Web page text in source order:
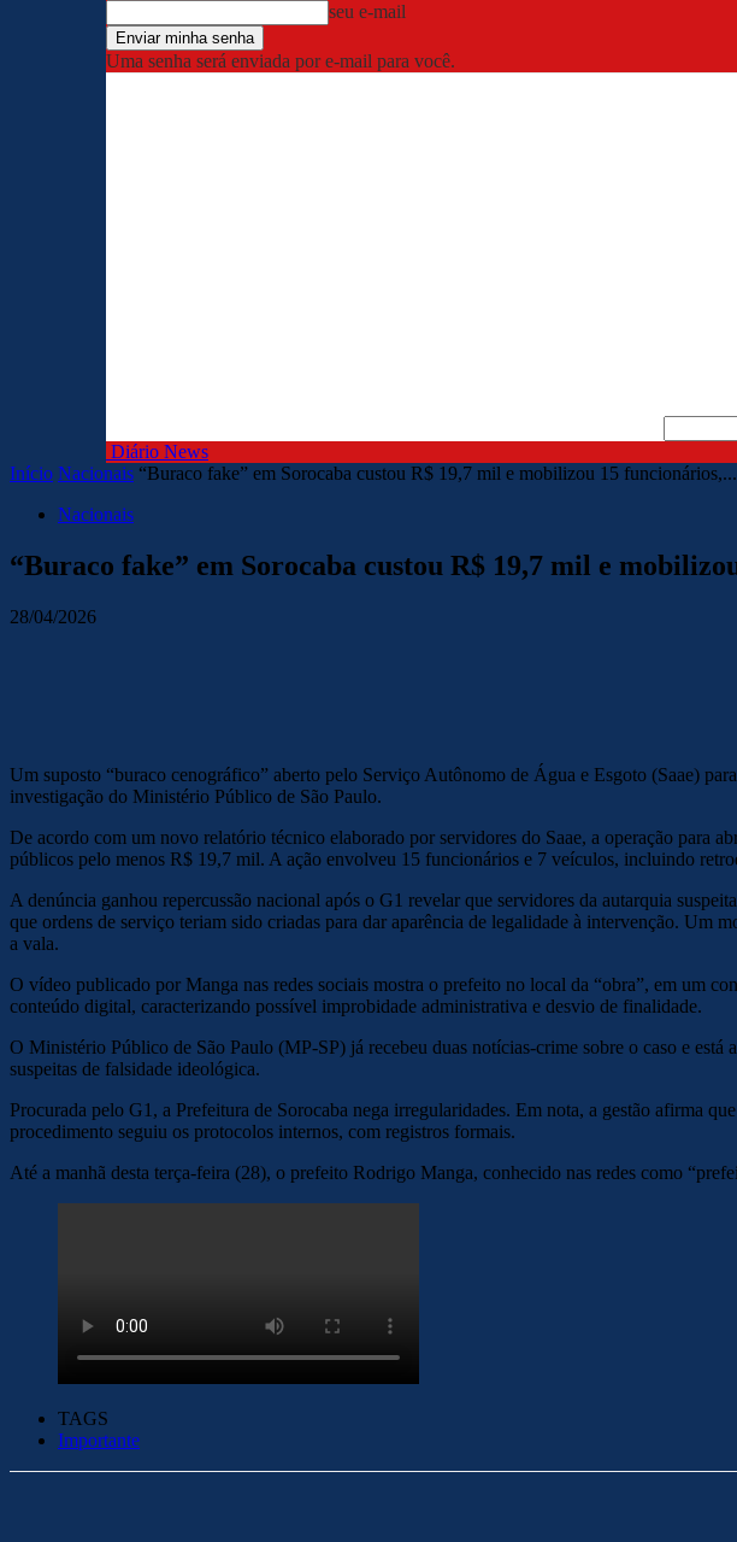
seu e-mail
Uma senha será enviada por e-mail para você.
Diário News
Início Nacionais “Buraco fake” em Sorocaba custou R$ 19,7 mil e mobilizou 15 funcionários,...
Nacionais
“Buraco fake” em Sorocaba custou R$ 19,7 mil e
28/04/2026
Um suposto “buraco cenográfico” aberto pelo Serviço Autônomo de Água e Esgoto (Saae)
investigação do Ministério Público de São Paulo.
De acordo com um novo relatório técnico elaborado por servidores do Saae, a operação para
públicos pelo menos R$ 19,7 mil. A ação envolveu 15 funcionários e 7 veículos, incluindo
A denúncia ganhou repercussão nacional após o G1 revelar que servidores da autarquia
que ordens de serviço teriam sido criadas para dar aparência de legalidade à intervenção. Um
a vala.
O vídeo publicado por Manga nas redes sociais mostra o prefeito no local da “obra”, em um
conteúdo digital, caracterizando possível improbidade administrativa e desvio de finalidade.
O Ministério Público de São Paulo (MP-SP) já recebeu duas notícias-crime sobre o caso e
suspeitas de falsidade ideológica.
Procurada pelo G1, a Prefeitura de Sorocaba nega irregularidades. Em nota, a gestão afirma
procedimento seguiu os protocolos internos, com registros formais.
Até a manhã desta terça-feira (28), o prefeito Rodrigo Manga, conhecido nas redes como
TAGS
Importante